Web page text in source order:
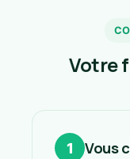
Votre
1 Vous